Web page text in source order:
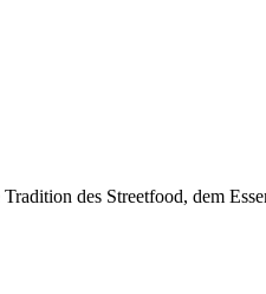
des Streetfood, dem